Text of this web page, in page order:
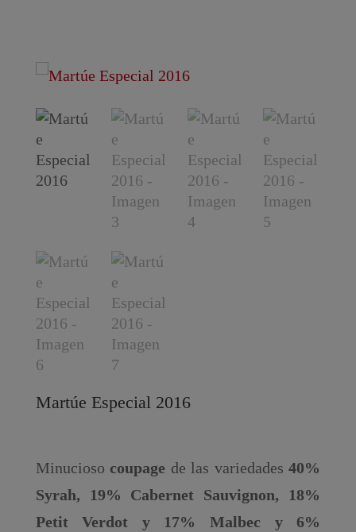
Martúe Especial 2016
Minucioso coupage de las variedades40%
Syrah, 19% Cabernet Sauvignon, 18%
Petit Verdot y 17% Malbec y 6%